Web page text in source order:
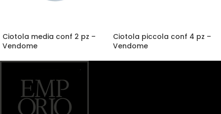
Ciotola media conf 2 pz –
Vendome
Ciotola piccola conf 4 pz –
Vendome